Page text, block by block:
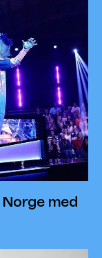
med